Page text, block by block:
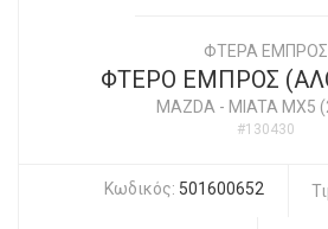
ΦΤΕΡΑ ΕΜΠΡΟΣ
ΦΤΕΡΟ ΕΜΠΡΟΣ
MAZDA- MIATA MX5
#130430
Κωδικός: 501600652